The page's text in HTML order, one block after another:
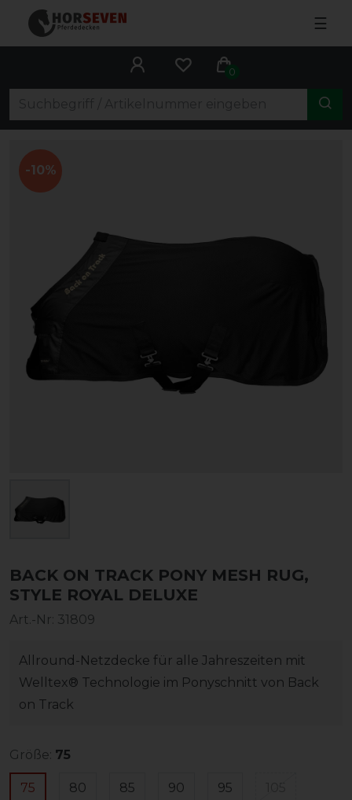
☰
0
-10%
BACK ON TRACK PONY MESH RUG,
STYLE ROYAL DELUXE
Art.-Nr: 31809
Allround-Netzdecke für alle Jahreszeiten mit
Welltex® Technologie im Ponyschnitt von Back
on Track
Größe: 75
75 80 85 90 95